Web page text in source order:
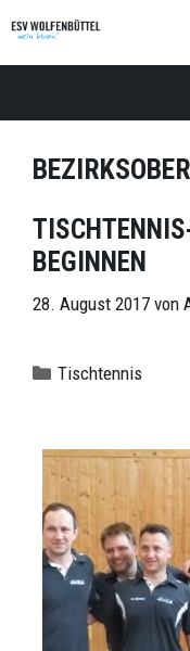
Inhalt
springen
BEGINNEN
28. August 2017 von
Kategorien
Tischtennis